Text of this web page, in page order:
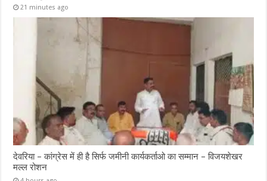
21 minutes ago
देवरिया – कांग्रेस में ही है सिर्फ जमीनी कार्यकर्ताओ का सम्मान – विजयशेखर
मल्ल रोशन